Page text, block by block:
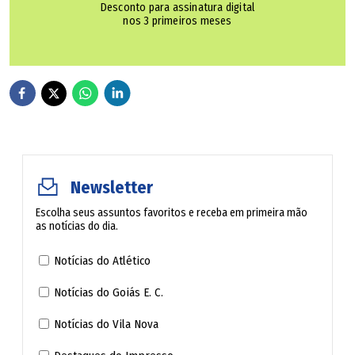
Davinópolis
Doverlândia
Edealina
Estrela do Norte
Desconto para assinatura digital
nos 3 primeiros meses
Newsletter
Escolha seus assuntos favoritos e receba em primeira mão
as notícias do dia.
Notícias do Atlético
Notícias do Goiás E. C.
Notícias do Vila Nova